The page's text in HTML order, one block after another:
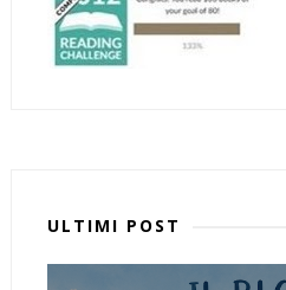
ULTIMI POST